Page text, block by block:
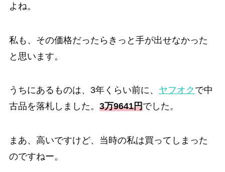
よね。
私も、その価格だったらきっと手が出せなかった
と思います。
うちにあるものは、3年くらい前に、 ヤフオク で中
古品を落札しました。 3万9641円でした。
まあ、高いですけど、当時の私は買ってしまった
のですねー。